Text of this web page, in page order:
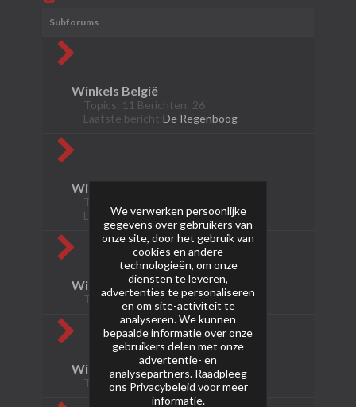
Subforums
Winkels België
Topics: 11 Berichten: 26
Laatste bericht:De Regenboog
Winkels Duitsland
Topics: 11 Berichten: 17
Laatste bericht:Perfect Fireworks
Winkels Frankrijk
Topics: 0 Berichten: 0
Winkels Italië
Topics: 0 Berichten: 0
We verwerken persoonlijke
gegevens over gebruikers van
onze site, door het gebruik van
cookies en andere
technologieën, om onze
diensten te leveren,
advertenties te personaliseren
en om site-activiteit te
analyseren. We kunnen
bepaalde informatie over onze
gebruikers delen met onze
advertentie- en
analysepartners. Raadpleeg
ons Privacybeleid voor meer
informatie.